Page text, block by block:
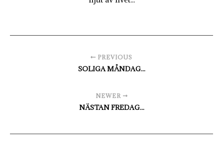
PREVIOUS
SOLIGA MÅNDAG...
NEWER
NÄSTAN FREDAG...